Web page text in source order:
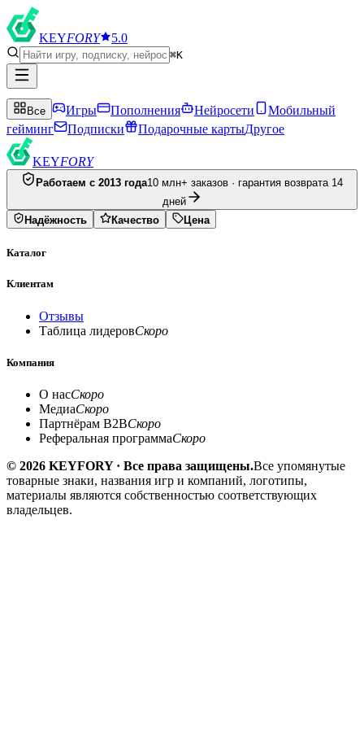
KEYFORY 5.0
⌘K
Все Игры Пополнения Нейросети
Мобильный
гейминг
Подписки Подарочные картыДругое
KEYFORY
Работаем с 2013 года10 млн+ заказов · гарантия возврата 14
дней
Надёжность
Качество Цена
Каталог
Клиентам
Отзывы
Таблица лидеровСкоро
Компания
О насСкоро
МедиаСкоро
Партнёрам B2BСкоро
Реферальная программаСкоро
© 2026 KEYFORY · Все права защищены.Все упомянутые
товарные знаки, названия игр и компаний, логотипы,
материалы являются собственностью соответствующих
владельцев.